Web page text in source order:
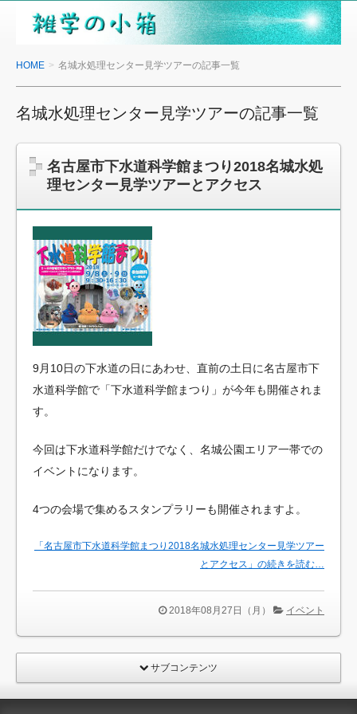
雑
の
小
箱
HOME 名城水処理センター見学ツアーの記事一覧
名城水処理センター見学ツアーの記事一覧
名古屋市下水道科学館まつり2018名城水処
理センター見学ツアーとアクセス
9月10日の下水道の日にあわせ、直前の土日に名古屋市下
水道科学館で「下水道科学館まつり」が今年も開催されま
す。
今回は下水道科学館だけでなく、名城公園エリア一帯での
イベントになります。
4つの会場で集めるスタンプラリーも開催されますよ。
「名古屋市下水道科学館まつり2018名城水処理センター見学ツアー
とアクセス」の続きを読む…
2018年08月27日（月） イベント
サブコンテンツ